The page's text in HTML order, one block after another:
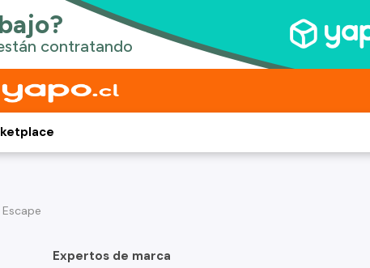
Escape
Expertos de marca